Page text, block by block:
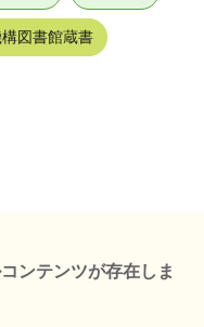
図書館蔵書
ンテンツが存在しま